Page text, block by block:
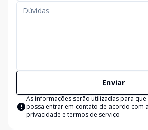
Enviar
As informações serão utilizadas para
possa entrar em contato de acordo com a
privacidade e termos de serviço